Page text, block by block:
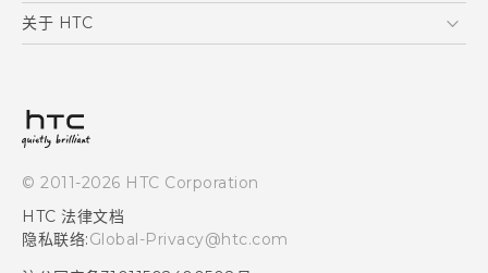
支援与服务
产品保固说明
HTC Dev
关于 HTC
投资人
产品安全
加入HTC
© 2011-2026 HTC Corporation
HTC 法律文档
隐私联络:Global-Privacy@htc.com